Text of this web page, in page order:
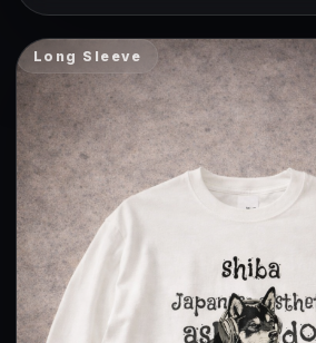
Long Sleeve